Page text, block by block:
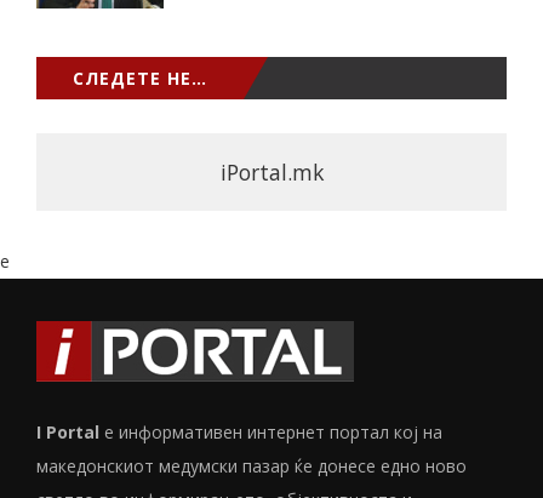
СЛЕДЕТЕ НЕ…
iPortal.mk
e
I Portal е информативен интернет портал кој на
македонскиот медумски пазар ќе донесе едно ново